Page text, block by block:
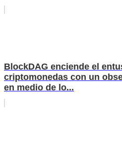
BlockDAG enciende el
criptomonedas con un
en medio de lo...